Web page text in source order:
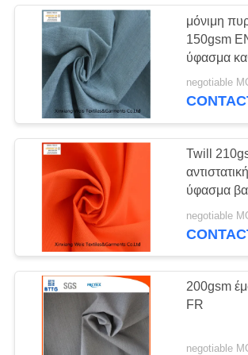
μόνιμη
150gsm
ύφασμα
negotiable
Twill
ύφασμα
negotiable
200gsm
FR
negotiable